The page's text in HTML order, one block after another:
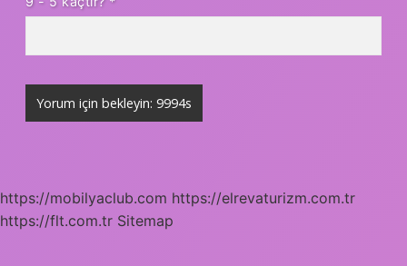
https://mobilyaclub.com https://elrevaturizm.com.tr
https://flt.com.tr Sitemap